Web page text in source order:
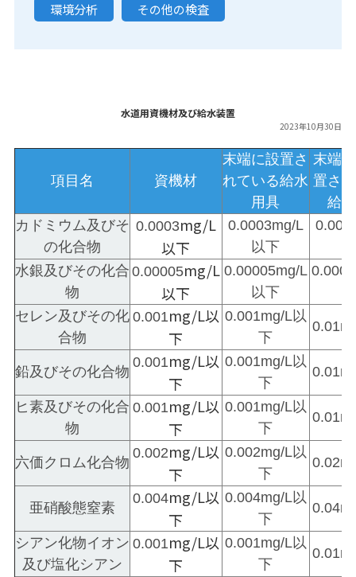
環境分析
その他の検査
水道用資機材及び給水装置
2023年10月30日
項目名 資機材
末端に設置さ
れている給水
用具
末端
置さ
給
カドミウム及びそ
の化合物
0.0003mg/L
以下
0.0003mg/L
以下
水銀及びその化合
物
0.00005mg/L
以下
0.00005mg/L
以下
セレン及びその化
合物
0.001mg/L以
下
0.001mg/L以
下
鉛及びその化合物
0.001mg/L以
下
0.001mg/L以
下
ヒ素及びその化合
物
0.001mg/L以
下
0.001mg/L以
下
六価クロム化合物
0.002mg/L以
下
0.002mg/L以
下
亜硝酸態窒素
0.004mg/L以
下
0.004mg/L以
下
シアン化物イオン
及び塩化シアン
0.001mg/L以
下
0.001mg/L以
下